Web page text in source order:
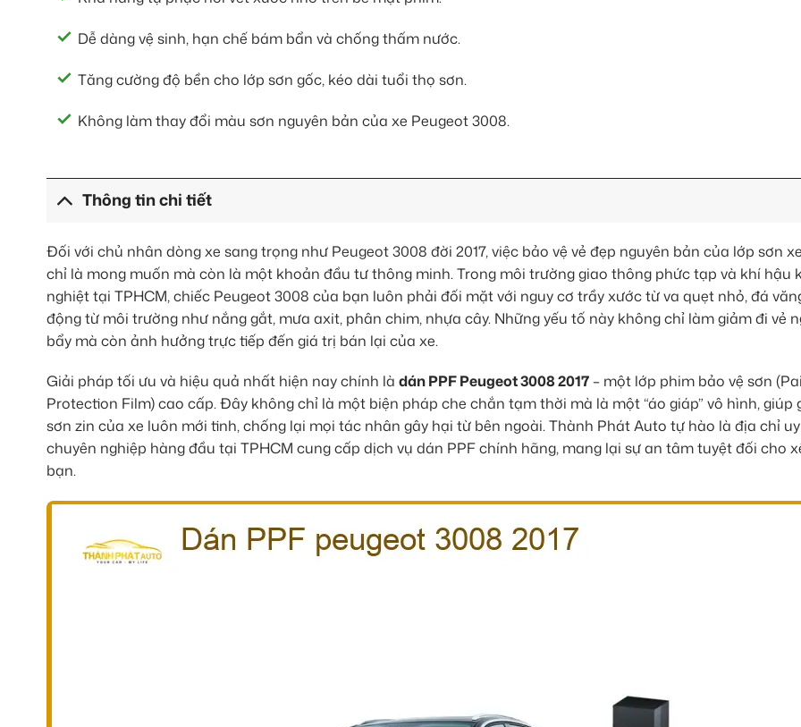
Dễ dàng vệ sinh, hạn chế bám bẩn và chống thấm nước.
Tăng cường độ bền cho lớp sơn gốc, kéo dài tuổi thọ sơn.
Không làm thay đổi màu sơn nguyên bản của xe Peugeot 3008.
Thông tin chi tiết
Đối với chủ nhân dòng xe sang trọng như Peugeot 3008 đời 2017, việc bảo vệ vẻ đẹp nguyên bản của lớp sơn
chỉ là mong muốn mà còn là một khoản đầu tư thông minh. Trong môi trường giao thông phức tạp và khí hậu
nghiệt tại TPHCM, chiếc Peugeot 3008 của bạn luôn phải đối mặt với nguy cơ trầy xước từ va quẹt nhỏ, đá
động từ môi trường như nắng gắt, mưa axit, phân chim, nhựa cây. Những yếu tố này không chỉ làm giảm đi vẻ
bẩy mà còn ảnh hưởng trực tiếp đến giá trị bán lại của xe.
Giải pháp tối ưu và hiệu quả nhất hiện nay chính là dán PPF Peugeot 3008 2017 – một lớp phim bảo vệ sơn
Protection Film) cao cấp. Đây không chỉ là một biện pháp che chắn tạm thời mà là một “áo giáp” vô hình, giúp
sơn zin của xe luôn mới tinh, chống lại mọi tác nhân gây hại từ bên ngoài. Thành Phát Auto tự hào là địa chỉ
chuyên nghiệp hàng đầu tại TPHCM cung cấp dịch vụ dán PPF chính hãng, mang lại sự an tâm tuyệt đối cho
bạn.